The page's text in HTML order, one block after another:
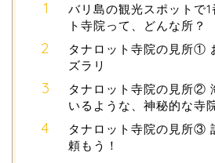
バリ島の観光スポットで
ト寺院って、どんな所？
タナロット寺院の見所①
ズラリ
タナロット寺院の見所②
いるような、神秘的な寺
タナロット寺院の見所③
頼もう！